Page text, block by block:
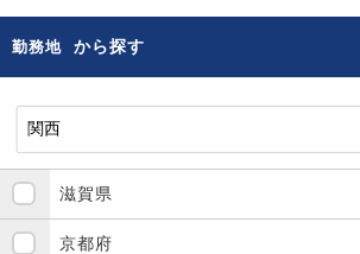
勤務地 から探す
滋賀県
京都府